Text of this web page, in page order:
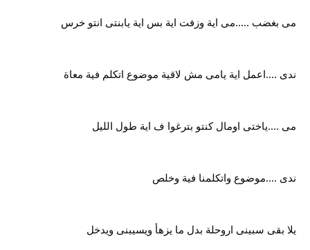
مى بغضب .....مى اية وزفت اية بس اية يابنتى انتو خرس
ندى ....اعمل اية يامى مش لاقية موضوع اتكلم فية معاة
مى ....ياختى اومال كنتو بترغوا ف اية طول الليل
ندى ....موضوع واتكلمنا فية وخلص
يلا بقى سبينى اروحلة بدل ما يزهأ ويسيبنى ويدخل